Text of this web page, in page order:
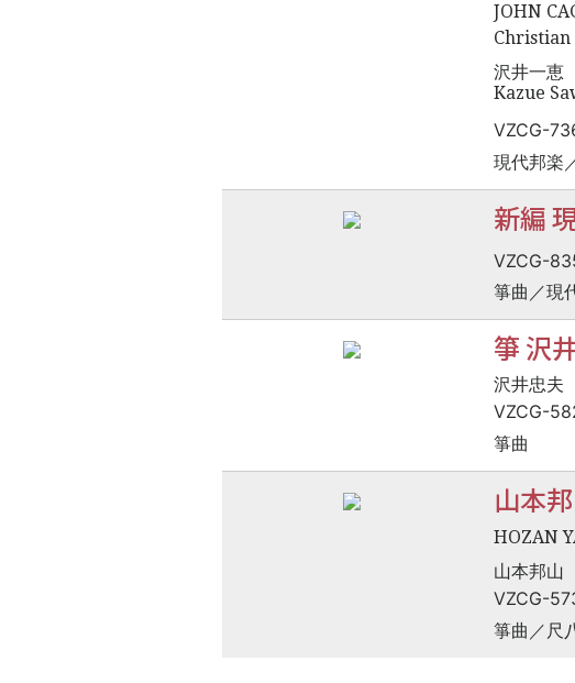
JOHN
Christian
沢井一恵
Kazue
VZCG-
現代邦楽
新編
VZCG-
箏曲／現
箏 沢
沢井忠夫
VZCG-
箏曲
山本邦
HOZAN
山本邦山
VZCG-
箏曲／尺